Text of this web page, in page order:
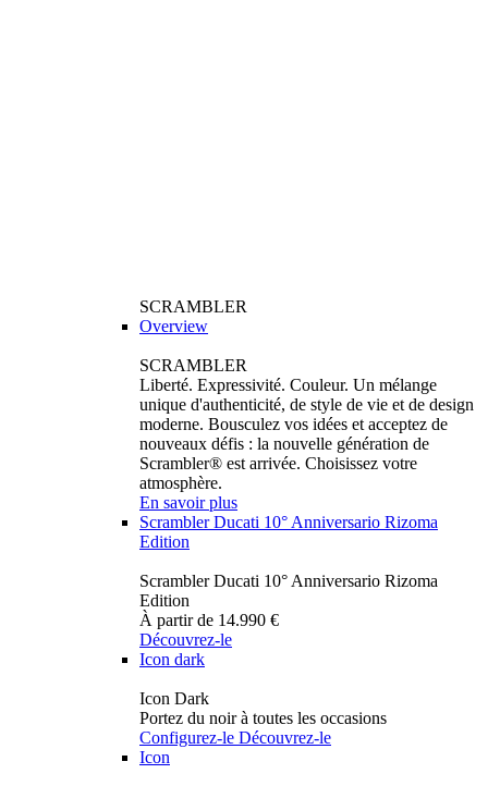
SCRAMBLER
Overview
SCRAMBLER
Liberté. Expressivité. Couleur. Un mélange
unique d'authenticité, de style de vie et de design
moderne. Bousculez vos idées et acceptez de
nouveaux défis : la nouvelle génération de
Scrambler® est arrivée. Choisissez votre
atmosphère.
En savoir plus
Scrambler Ducati 10° Anniversario Rizoma
Edition
Scrambler Ducati 10° Anniversario Rizoma
Edition
À partir de 14.990 €
Découvrez-le
Icon dark
Icon Dark
Portez du noir à toutes les occasions
Configurez-le Découvrez-le
Icon